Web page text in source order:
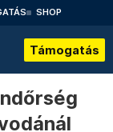
SHOP
Támogatás